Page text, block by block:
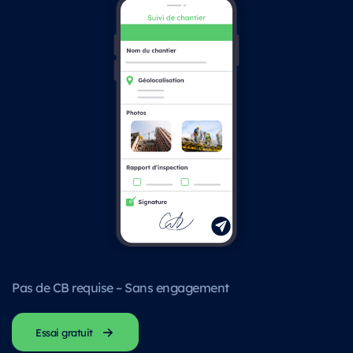
Pas de CB requise – Sans engagement
Essai gratuit